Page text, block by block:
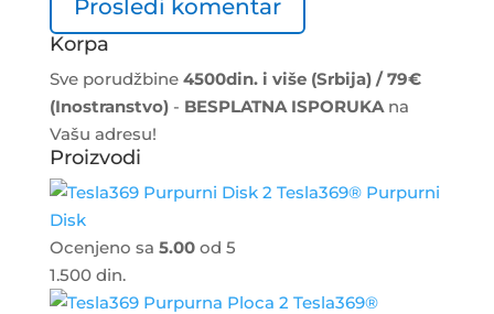
Korpa
Sve porudžbine 4500din. i više (Srbija) / 79€
(Inostranstvo)- BESPLATNA ISPORUKAna
Vašu adresu!
Proizvodi
Tesla369® Purpurni
Disk
Ocenjeno sa 5.00od 5
1.500 din.
Tesla369®